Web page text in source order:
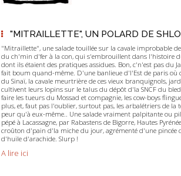
"MITRAILLETTE", UN POLARD DE
"Mitraillette", une salade touillée sur la cavale improbable
du ch'min d'fer à la con, qui s'embrouillent dans l'histoire
dont ils étaient des pratiques assidues. Bon, c'n'est pas du
fait boum quand-même. D'une banlieue d'l'Est de paris où
du Sinaï, la cavale meurtrière de ces vieux branquignols,
cultivent leurs lopins sur le talus du dépôt d'la SNCF du
faire les tueurs du Mossad et compagnie, les cow-boys
plus, et, faut pas l'oublier, surtout pas, les arbalétriers de
peur qu'à eux-même.. Une salade vraiment palpitante ou
pépé à Lacassagne, par Rabastens de Bigorre, Hautes
croûton d'pain d'la miche du jour, agrémenté d'une pincée
d'huile d'arachide. Slurp !
A lire ici